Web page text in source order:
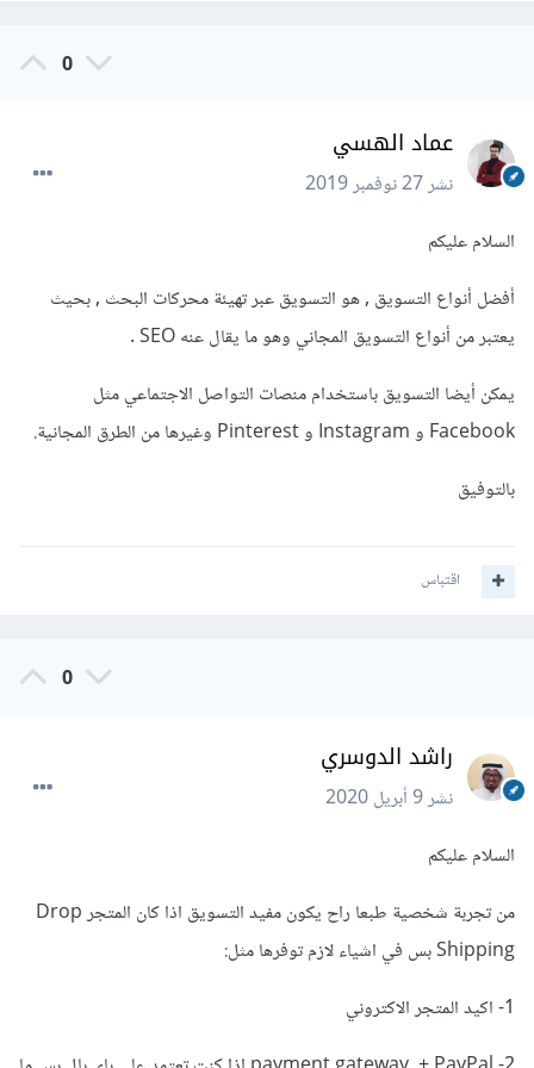
0
عماد الهسي
نشر27 نوفمبر 2019
السلام عليكم
أفضل أنواع التسويق , هو التسويق عبر تهيئة محركات البحث , بحيث
يعتبر من أنواع التسويق المجاني وهو ما يقال عنه SEO .
يمكن أيضا التسويق باستخدام منصات التواصل الاجتماعي مثل
Facebook و Instagram و Pinterest وغيرها من الطرق المجانية.
بالتوفيق
اقتباس
0
راشد الدوسري
نشر9 أبريل 2020
السلام عليكم
من تجربة شخصية طبعا راح يكون مفيد التسويق اذا كان المتجر Drop
Shipping بس في اشياء لازم توفرها مثل:
1- اكيد المتجر الاكتروني